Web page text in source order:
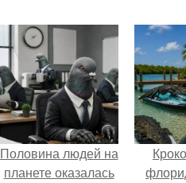
Половина людей на
планете оказалась